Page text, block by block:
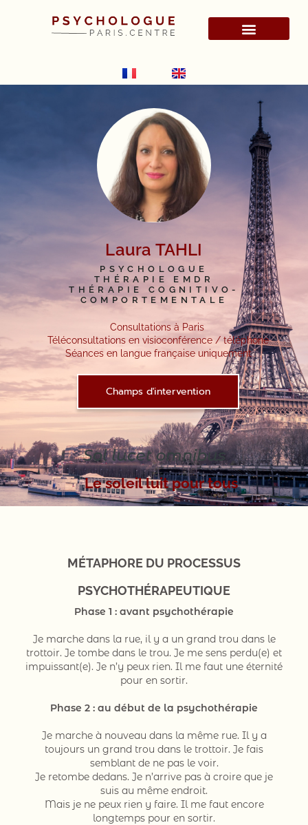
Laura TAHLI
PSYCHOLOGUE
THÉRAPIE EMDR
THÉRAPIE COGNITIVO-
COMPORTEMENTALE
Consultations à Paris
Téléconsultations en visioconférence / téléphone
Séances en langue française uniquement
Champs d'intervention
Sol lucet omnibus
Le soleil luit pour tous
MÉTAPHORE DU PROCESSUS
PSYCHOTHÉRAPEUTIQUE
Phase 1 : avant psychothérapie
Je marche dans la rue, il y a un grand trou dans le
trottoir. Je tombe dans le trou. Je me sens perdu(e) et
impuissant(e). Je n’y peux rien. Il me faut une éternité
pour en sortir.
Phase 2 : au début de la psychothérapie
Je marche à nouveau dans la même rue. Il y a
toujours un grand trou dans le trottoir. Je fais
semblant de ne pas le voir.
Je retombe dedans. Je n’arrive pas à croire que je
suis au même endroit.
Mais je ne peux rien y faire. Il me faut encore
longtemps pour en sortir.